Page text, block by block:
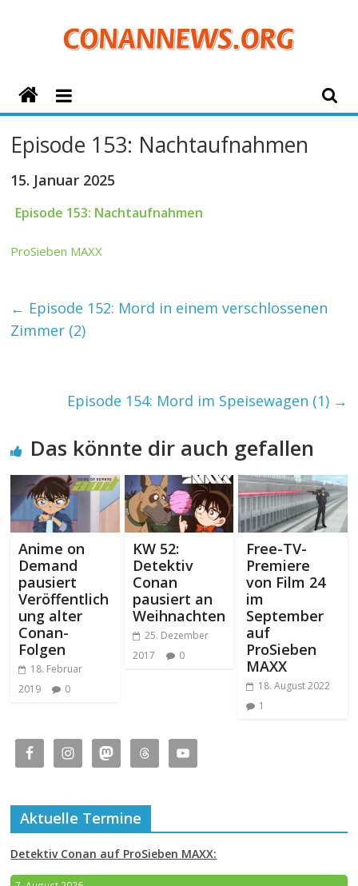
ConanNews.org
Conan
Episode 153: Nachtaufnahmen
15. Januar 2025
Episode 153: Nachtaufnahmen
ProSieben MAXX
← Episode 152: Mord in einem verschlossenen
Zimmer (2)
Episode 154: Mord im Speisewagen (1) →
Das könnte dir auch gefallen
Anime on
Demand
pausiert
Veröffentlich
ung alter
Conan-
Folgen
18. Februar
2019
0
KW 52:
Detektiv
Conan
pausiert an
Weihnachten
25. Dezember
2017
0
Free-TV-
Premiere
von Film 24
im
September
auf
ProSieben
MAXX
18. August 2022
1
Aktuelle Termine
Detektiv Conan auf ProSieben MAXX: